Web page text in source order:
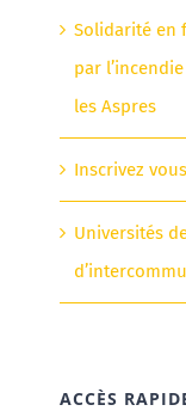
Solidarité en
par
les Aspres
Inscrivez
Universités
ACCÈS